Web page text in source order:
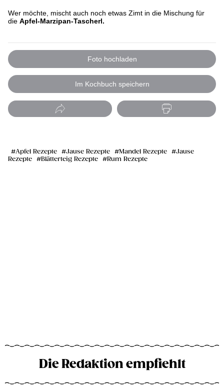
Wer möchte, mischt auch noch etwas Zimt in die Mischung für
die Apfel-Marzipan-Tascherl.
Foto hochladen
Im Kochbuch speichern
Apfel Rezepte Jause Rezepte Mandel Rezepte
Jause
Rezepte
Blätterteig Rezepte Rum Rezepte
Die Redaktion empfiehlt